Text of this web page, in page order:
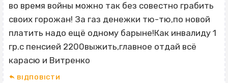
во время войны можно так без совестно грабить
своих горожан! За газ денежки тю-тю,по новой
платить надо ещё одному барыне!Как инвалиду 1
гр.с пенсией 2200выжить,главное отдай всё
карасю и Витренко
ВІДПОВІCТИ